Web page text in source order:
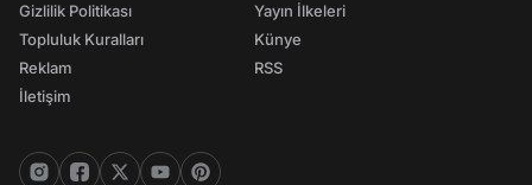
Gizlilik Politikası
Topluluk Kuralları
Reklam
İletişim
Yayın İlkeleri
Künye
RSS